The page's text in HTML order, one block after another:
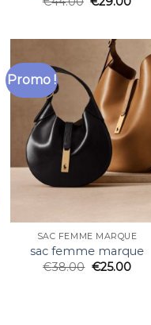
Promo !
SAC FEMME MARQUE
sac femme marque
€38.00 €25.00